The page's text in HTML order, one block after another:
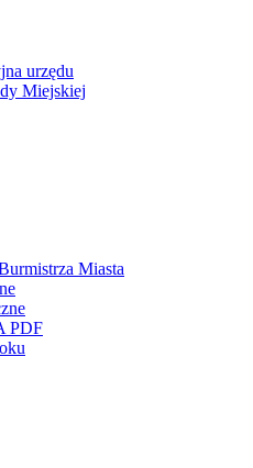
urzędu
Miejskiej
Miasta
PDF